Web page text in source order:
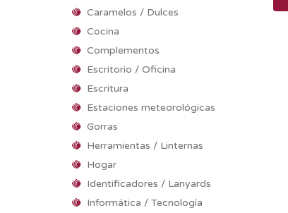
Caramelos / Dulces
Cocina
Complementos
Escritorio / Oficina
Escritura
Estaciones meteorológicas
Gorras
Herramientas / Linternas
Hogar
Identificadores / Lanyards
Informática / Tecnología